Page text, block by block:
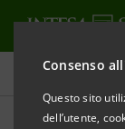
Consenso
Questo sito
dell’utente,
Comunicati
STAMPA